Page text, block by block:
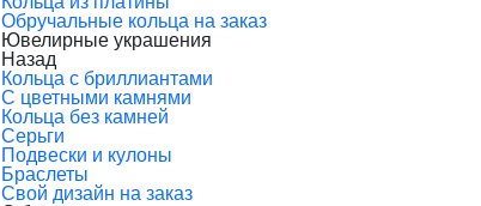
Обручальные кольца на заказ
Ювелирные украшения
Назад
Кольца с бриллиантами
С цветными камнями
Кольца без камней
Серьги
Подвески и кулоны
Браслеты
Свой дизайн на заказ